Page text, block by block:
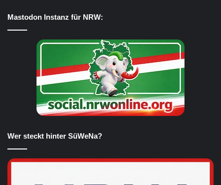
Mastodon Instanz für NRW:
Wer steckt hinter SüWeNa?